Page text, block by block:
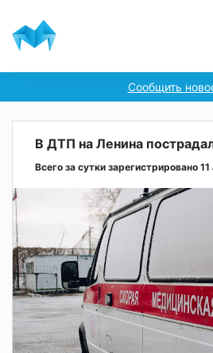
Сообщить
В ДТП на Ленина
Всего за сутки зарегистрировано 11